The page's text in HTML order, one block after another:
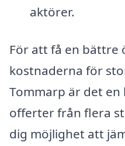
aktörer.
För att få en bättre
kostnaderna för
Tommarp är det
offerter från flera
dig möjlighet att